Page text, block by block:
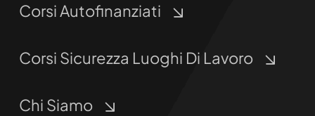
Corsi Autofinanziati
Corsi Sicurezza Luoghi Di Lavoro
Chi Siamo